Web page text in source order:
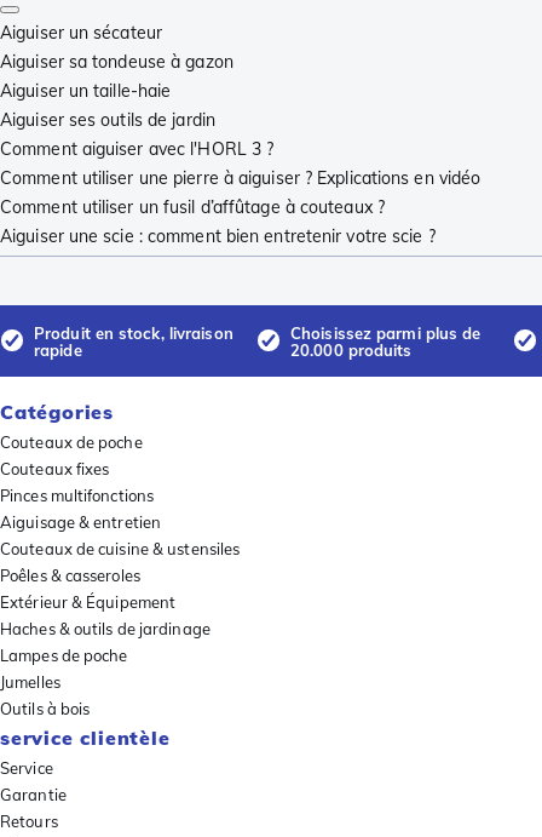
Aiguiser un sécateur
Aiguiser sa tondeuse à gazon
Aiguiser un taille-haie
Aiguiser ses outils de jardin
Comment aiguiser avec l'HORL 3 ?
Comment utiliser une pierre à aiguiser ? Explications en vidéo
Comment utiliser un fusil d’affûtage à couteaux ?
Aiguiser une scie : comment bien entretenir votre scie ?
Produit en stock, livraison
rapide
Choisissez parmi plus de
20.000 produits
Catégories
Couteaux de poche
Couteaux fixes
Pinces multifonctions
Aiguisage & entretien
Couteaux de cuisine & ustensiles
Poêles & casseroles
Extérieur & Équipement
Haches & outils de jardinage
Lampes de poche
Jumelles
Outils à bois
service clientèle
Service
Garantie
Retours